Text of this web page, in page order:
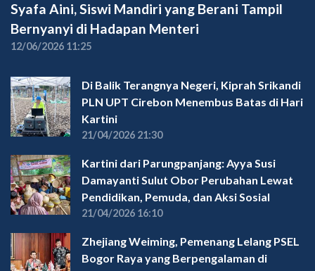
Syafa Aini, Siswi Mandiri yang Berani Tampil
Bernyanyi di Hadapan Menteri
12/06/2026 11:25
Di Balik Terangnya Negeri, Kiprah Srikandi
PLN UPT Cirebon Menembus Batas di Hari
Kartini
21/04/2026 21:30
Kartini dari Parungpanjang: Ayya Susi
Damayanti Sulut Obor Perubahan Lewat
Pendidikan, Pemuda, dan Aksi Sosial
21/04/2026 16:10
Zhejiang Weiming, Pemenang Lelang PSEL
Bogor Raya yang Berpengalaman di